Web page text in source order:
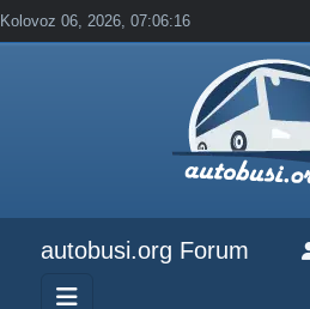
Kolovoz 06, 2026, 07:06:16
autobusi.org Forum